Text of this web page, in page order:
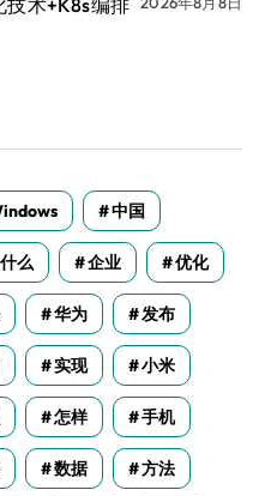
技术+K8s编排
中国
什么 企业 优化
华为 发布
实现 小米
怎样 手机
数据 方法